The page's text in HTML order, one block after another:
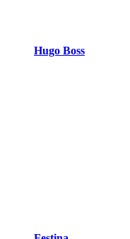
Hugo Boss